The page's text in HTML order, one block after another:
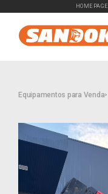
HOMEPAGE
Equipamentos para Venda